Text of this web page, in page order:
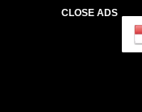
CLOSE ADS